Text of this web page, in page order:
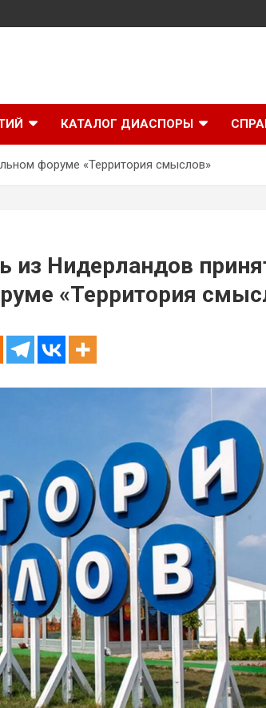
КАТАЛОГ ДИАСПОРЫ
форуме «Территория смыслов»
Нидерландов
«Территория